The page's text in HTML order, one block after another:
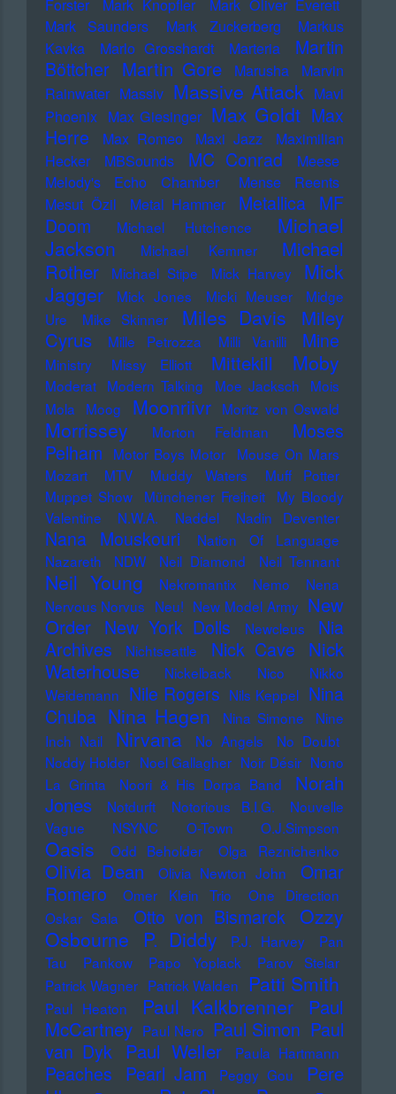
Forster
Mark Knopfler
Mark Oliver Everett
Mark Saunders
Mark Zuckerberg
Markus
Kavka
Marlo Grosshardt Marteria
Martin
Böttcher Martin Gore Marusha
Marvin
Rainwater Massiv Massive Attack Mavi
Phoenix Max Giesinger Max Goldt Max
Herre
Max Romeo Maxi Jazz
Maximilian
Hecker
MBSounds MC Conrad
Meese
Melody's Echo Chamber
Mense Reents
Mesut Özil
Metal Hammer Metallica MF
Doom
Michael Hutchence
Michael
Jackson
Michael Kemner
Michael
Rother
Michael Stipe Mick Harvey
Mick
Jagger
Mick Jones Micki Meuser
Midge
Ure
Mike Skinner Miles Davis
Miley
Cyrus
Mille Petrozza Milli Vanilli Mine
Ministry Missy Elliott Mittekill Moby
Moderat Modern Talking Moe Jacksch
Mois
Mola
Moog Moonriivr Moritz von Oswald
Morrissey Morton Feldman
Moses
Pelham
Motor Boys Motor
Mouse On Mars
Mozart
MTV Muddy Waters
Muff Potter
Muppet Show
Münchener Freiheit
My Bloody
Valentine
N.W.A. Naddel Nadin Deventer
Nana Mouskouri
Nation Of Language
Nazareth
NDW Neil Diamond Neil Tennant
Neil Young Nekromantix Nemo
Nena
Nervous Norvus Neu! New Model Army New
Order New York Dolls Newcleus
Nia
Archives
Nichtseattle Nick Cave
Nick
Waterhouse
Nickelback Nico
Nikko
Weidemann Nile Rogers Nils Keppel Nina
Chuba Nina Hagen Nina Simone
Nine
Inch Nail
Nirvana No Angels
No Doubt
Noddy Holder Noel Gallagher Noir Désir Nono
La Grinta
Noori & His Dorpa Band
Norah
Jones
Notdurft Notorious B.I.G.
Nouvelle
Vague
NSYNC O-Town O.J.Simpson
Oasis Odd Beholder Olga Reznichenko
Olivia Dean Olivia Newton John
Omar
Romero
Omer Klein Trio
One Direction
Oskar Sala
Otto von Bismarck Ozzy
Osbourne
P. Diddy P.J. Harvey
Pan
Tau
Pankow Papo Yoplack
Parov Stelar
Patrick Wagner Patrick Walden Patti Smith
Paul Heaton Paul Kalkbrenner
Paul
McCartney Paul Nero Paul Simon Paul
van Dyk Paul Weller Paula Hartmann
Peaches Pearl Jam Peggy Gou
Pere